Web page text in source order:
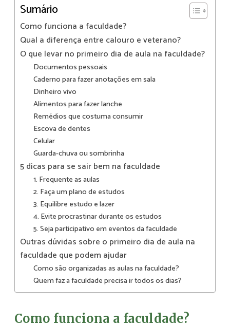
Sumário
Como funciona a faculdade?
Qual a diferença entre calouro e veterano?
O que levar no primeiro dia de aula na faculdade?
Documentos pessoais
Caderno para fazer anotações em sala
Dinheiro vivo
Alimentos para fazer lanche
Remédios que costuma consumir
Escova de dentes
Celular
Guarda-chuva ou sombrinha
5 dicas para se sair bem na faculdade
1. Frequente as aulas
2. Faça um plano de estudos
3. Equilibre estudo e lazer
4. Evite procrastinar durante os estudos
5. Seja participativo em eventos da faculdade
Outras dúvidas sobre o primeiro dia de aula na
faculdade que podem ajudar
Como são organizadas as aulas na faculdade?
Quem faz a faculdade precisa ir todos os dias?
Como funciona a faculdade?